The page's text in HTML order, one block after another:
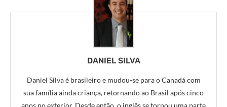
DANIEL SILVA
Daniel Silva é brasileiro e mudou-se para o Canadá com
sua família ainda criança, retornando ao Brasil após cinco
anos no exterior. Desde então, o inglês se tornou uma parte